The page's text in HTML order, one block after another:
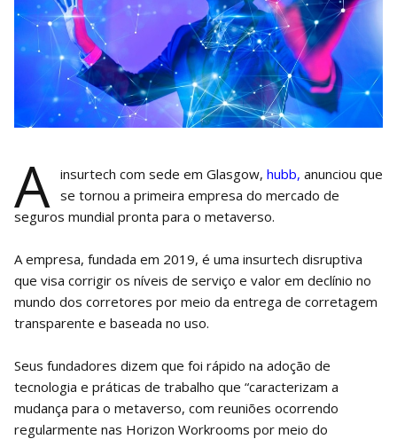
A insurtech com sede em Glasgow, hubb, anunciou que
se tornou a primeira empresa do mercado de
seguros mundial pronta para o metaverso.
A empresa, fundada em 2019, é uma insurtech disruptiva
que visa corrigir os níveis de serviço e valor em declínio no
mundo dos corretores por meio da entrega de corretagem
transparente e baseada no uso.
Seus fundadores dizem que foi rápido na adoção de
tecnologia e práticas de trabalho que “caracterizam a
mudança para o metaverso, com reuniões ocorrendo
regularmente nas Horizon Workrooms por meio do